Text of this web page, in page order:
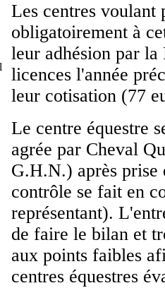
Les centres voulant
obligatoirement à
leur adhésion par
licences l'année
leur cotisation (77
Le centre équestre
agrée par Cheval
G.H.N.) après prise
contrôle se fait en
représentant).
de faire le bilan et
aux points faibles
centres équestres